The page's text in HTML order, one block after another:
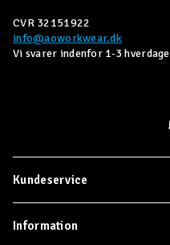
CVR 32151922
info@aoworkwear.dk
Vi svarer indenfor 1-3 hverdage
Kundeservice
Information